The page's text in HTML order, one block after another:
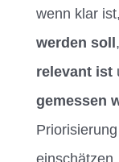
wenn klar ist,
werden soll ,
relevant ist
gemessen